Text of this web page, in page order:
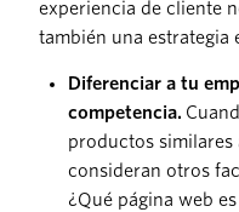
experiencia de cliente
también una estrategia
Diferenciar a tu
competencia.
productos similares
consideran otros
¿Qué página web